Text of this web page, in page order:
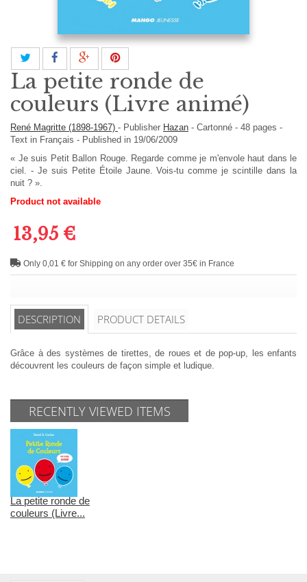
La petite ronde de
couleurs (Livre animé)
René Magritte (1898-1967) - Publisher Hazan - Cartonné - 48 pages -
Text in Français - Published in 19/06/2009
« Je suis Petit Ballon Rouge. Regarde comme je m'envole haut dans le
ciel. - Je suis Petite Étoile Jaune. Vois-tu comme je scintille dans la
nuit ? ».
Product not available
13,95 €
Only 0,01 € for Shipping on any order over 35€ in France
DESCRIPTION PRODUCT DETAILS
Grâce à des systèmes de tirettes, de roues et de pop-up, les enfants
découvrent les couleurs de façon simple et ludique.
RECENTLY VIEWED ITEMS
La petite ronde de
couleurs (Livre...